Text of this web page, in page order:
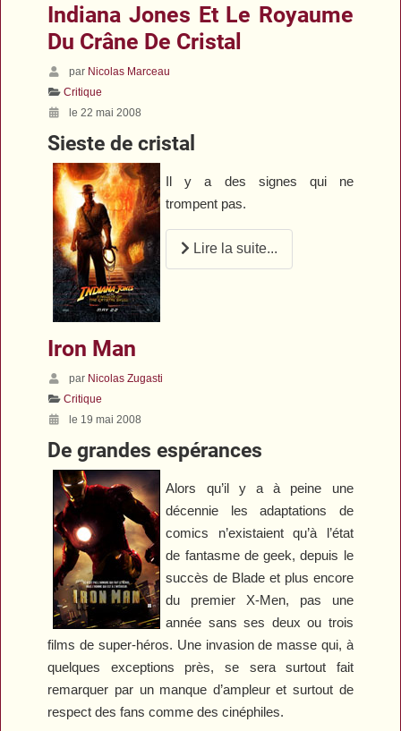
Indiana Jones Et Le Royaume
Du Crâne De Cristal
par Nicolas Marceau
Critique
le 22 mai 2008
Sieste de cristal
Il y a des signes qui ne
trompent pas.
Lire la suite...
Iron Man
par Nicolas Zugasti
Critique
le 19 mai 2008
De grandes espérances
Alors qu’il y a à peine une
décennie les adaptations de
comics n’existaient qu’à l’état
de fantasme de geek, depuis le
succès de Blade et plus encore
du premier X-Men, pas une
année sans ses deux ou trois
films de super-héros. Une invasion de masse qui, à
quelques exceptions près, se sera surtout fait
remarquer par un manque d’ampleur et surtout de
respect des fans comme des cinéphiles.